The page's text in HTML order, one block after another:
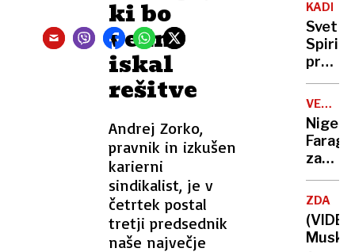
ki bo
vedno
iskal
rešitve
Andrej Zorko,
pravnik in izkušen
karierni
sindikalist, je v
četrtek postal
tretji predsednik
naše največje
steber
Svet
Spirita
novo
jo
mora
še
vlada
VELIKA
Nigel
Farage
za
Resno?
Še
kar!
ZDA
Musk